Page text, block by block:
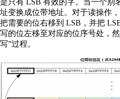
址变换成位带地址。对于读操作
把需要的位右移到 LSB，并把
写的位左移至对应的位序号处，
写”过程。